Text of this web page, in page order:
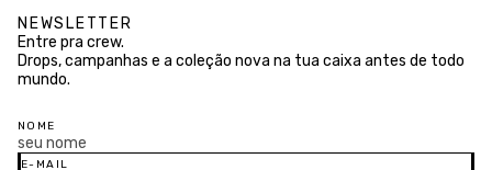
NEWSLETTER
Entre pra crew.
Drops, campanhas e a coleção nova na tua caixa antes de todo
mundo.
NOME
E-MAIL